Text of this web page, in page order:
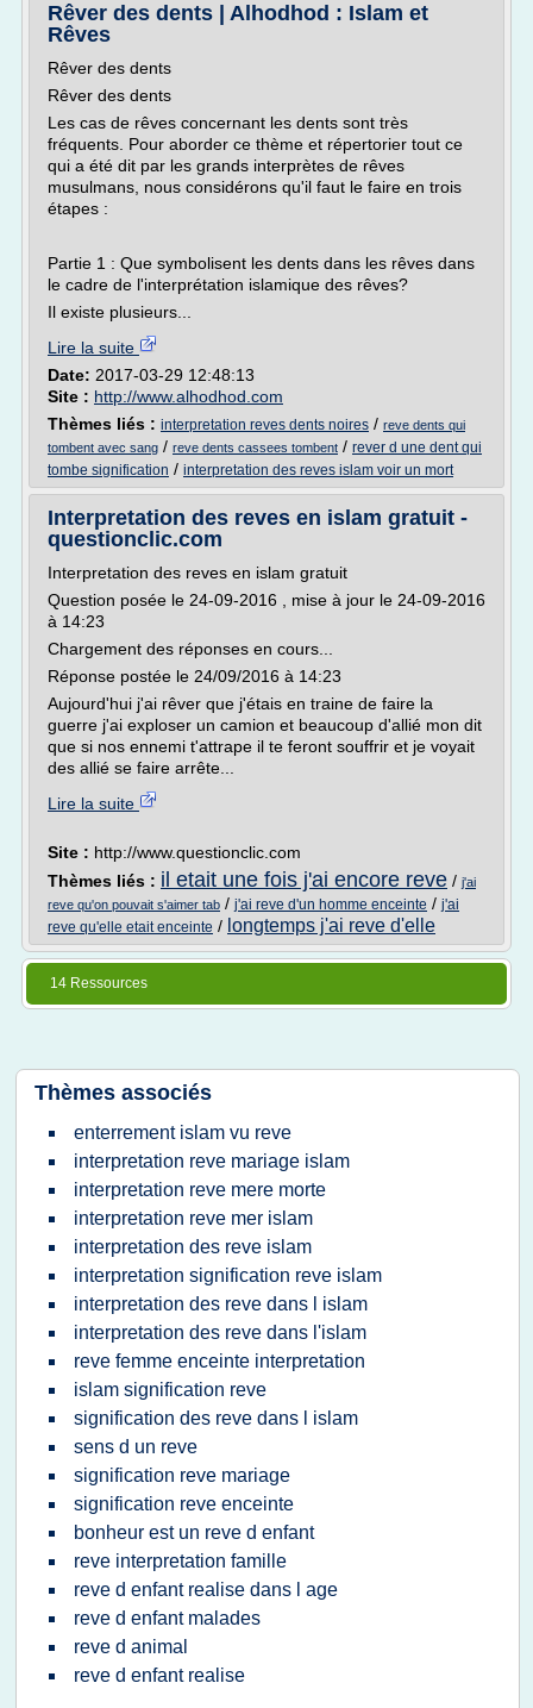
Rêver des dents | Alhodhod : Islam et
Rêves
Rêver des dents
Rêver des dents
Les cas de rêves concernant les dents sont très
fréquents. Pour aborder ce thème et répertorier tout ce
qui a été dit par les grands interprètes de rêves
musulmans, nous considérons qu'il faut le faire en trois
étapes :
Partie 1 : Que symbolisent les dents dans les rêves dans
le cadre de l'interprétation islamique des rêves?
Il existe plusieurs...
Lire la suite
Date: 2017-03-29 12:48:13
Site : http://www.alhodhod.com
Thèmes liés : interpretation reves dents noires / reve dents qui
tombent avec sang / reve dents cassees tombent / rever d une dent qui
tombe signification / interpretation des reves islam voir un mort
Interpretation des reves en islam gratuit -
questionclic.com
Interpretation des reves en islam gratuit
Question posée le 24-09-2016 , mise à jour le 24-09-2016
à 14:23
Chargement des réponses en cours...
Réponse postée le 24/09/2016 à 14:23
Aujourd'hui j'ai rêver que j'étais en traine de faire la
guerre j'ai exploser un camion et beaucoup d'allié mon dit
que si nos ennemi t'attrape il te feront souffrir et je voyait
des allié se faire arrête...
Lire la suite
Site : http://www.questionclic.com
Thèmes liés : il etait une fois j'ai encore reve / j'ai
reve qu'on pouvait s'aimer tab / j'ai reve d'un homme enceinte / j'ai
reve qu'elle etait enceinte / longtemps j'ai reve d'elle
14 Ressources
Thèmes associés
enterrement islam vu reve
interpretation reve mariage islam
interpretation reve mere morte
interpretation reve mer islam
interpretation des reve islam
interpretation signification reve islam
interpretation des reve dans l islam
interpretation des reve dans l'islam
reve femme enceinte interpretation
islam signification reve
signification des reve dans l islam
sens d un reve
signification reve mariage
signification reve enceinte
bonheur est un reve d enfant
reve interpretation famille
reve d enfant realise dans l age
reve d enfant malades
reve d animal
reve d enfant realise